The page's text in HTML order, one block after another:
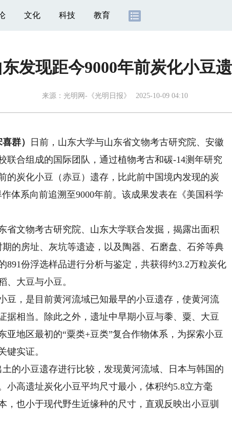
文化 科技 教育
发现距今9000年前炭化小豆
来源： 光明网-《光明日报》 2025-10-09 04:10
群）
日前，山东大学与山东省文物考古研究院、安徽
联合组成的国际团队，通过植物考古和碳-14测年研究
的炭化小豆（赤豆）遗存，比此前中国境内发现的炭
体系向前追溯至9000年前。该成果发表在《美国科学
文物考古研究院、山东大学联合发掘，揭露出面积
的房址、灰坑等遗迹，以及陶器、石磨盘、石斧等典
891份浮选样品进行分析与鉴定，共获得约3.2万粒炭化
、大豆与小豆。
，是目前黄河流域已知最早的小豆遗存，使黄河流
据相当。除此之外，遗址中早期小豆与黍、粟、大豆
亚地区最初的“粟类+豆类”复合作物体系，为探索小豆
键实证。
小豆遗存进行比较，发现黄河流域、日本与韩国的
小高遗址炭化小豆平均尺寸最小，体积约5.8立方毫
也小于现代野生近缘种的尺寸，直观反映出小豆驯